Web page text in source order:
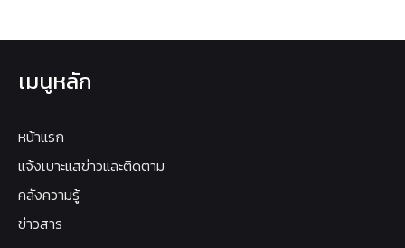
เมนูหลัก
หน้าแรก
แจ้งเบาะแสข่าวและติดตาม
คลังความรู้
ข่าวสาร